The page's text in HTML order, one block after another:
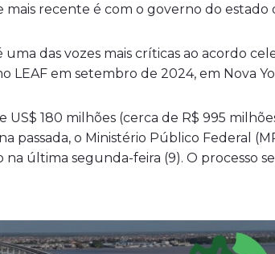
recente é com o governo do
uma das vozes mais críticas ao acordo
LEAF em setembro de 2024, em Nova
US$ 180 milhões (cerca de R$ 995
passada, o Ministério Público Federal
na última segunda-feira (9). O